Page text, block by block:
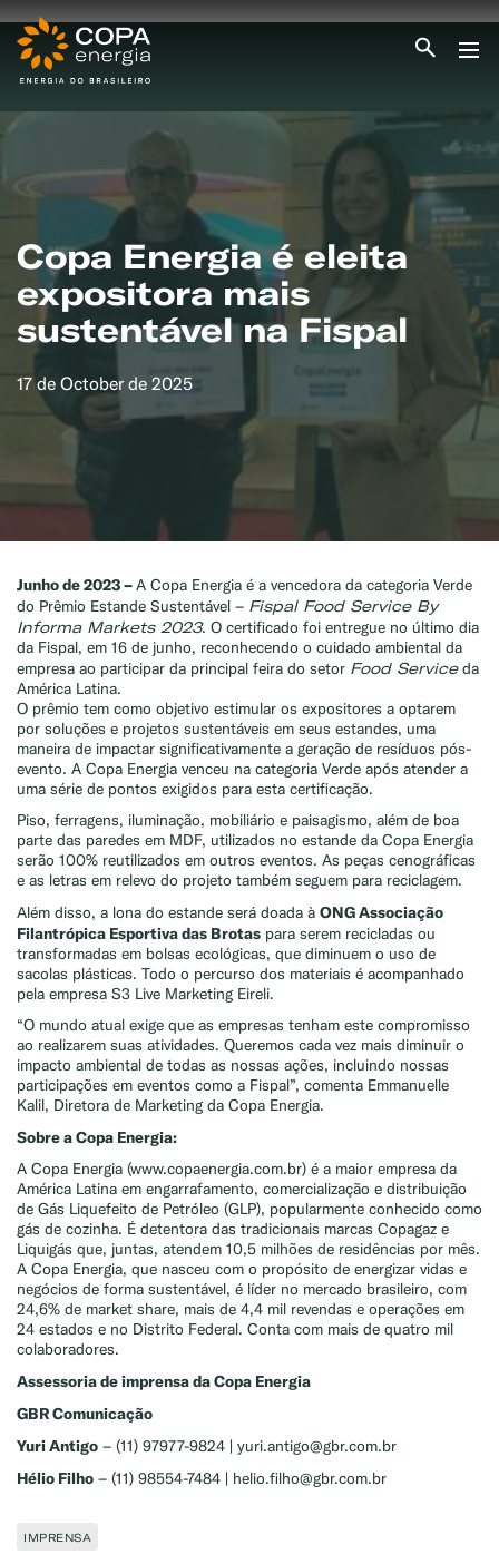
ÁREA DO CLIENTE
ENCONTRE UMA REVENDA
SEJA REVENDEDOR
MEDIÇÃO INDIVIDUALIZADA
#CAMPANHAS
Copa Energia é eleita
expositora mais
sustentável na Fispal
17 de October de 2025
Junho de 2023 –A Copa Energia é a vencedora da categoria Verde
do Prêmio Estande Sustentável – Fispal Food Service By
Informa Markets 2023. O certificado foi entregue no último dia
da Fispal, em 16 de junho, reconhecendo o cuidado ambiental da
empresa ao participar da principal feira do setor Food Serviceda
América Latina.
O prêmio tem como objetivo estimular os expositores a optarem
por soluções e projetos sustentáveis em seus estandes, uma
maneira de impactar significativamente a geração de resíduos pós-
evento. A Copa Energia venceu na categoria Verde após atender a
uma série de pontos exigidos para esta certificação.
Piso, ferragens, iluminação, mobiliário e paisagismo, além de boa
parte das paredes em MDF, utilizados no estande da Copa Energia
serão 100% reutilizados em outros eventos. As peças cenográficas
e as letras em relevo do projeto também seguem para reciclagem.
Além disso, a lona do estande será doada à ONG Associação
Filantrópica Esportiva das Brotas para serem recicladas ou
transformadas em bolsas ecológicas, que diminuem o uso de
sacolas plásticas. Todo o percurso dos materiais é acompanhado
pela empresa S3 Live Marketing Eireli.
“O mundo atual exige que as empresas tenham este compromisso
ao realizarem suas atividades. Queremos cada vez mais diminuir o
impacto ambiental de todas as nossas ações, incluindo nossas
participações em eventos como a Fispal”, comenta Emmanuelle
Kalil, Diretora de Marketing da Copa Energia.
Sobre a Copa Energia:
A Copa Energia (www.copaenergia.com.br) é a maior empresa da
América Latina em engarrafamento, comercialização e distribuição
de Gás Liquefeito de Petróleo (GLP), popularmente conhecido como
gás de cozinha. É detentora das tradicionais marcas Copagaz e
Liquigás que, juntas, atendem 10,5 milhões de residências por mês.
A Copa Energia, que nasceu com o propósito de energizar vidas e
negócios de forma sustentável, é líder no mercado brasileiro, com
24,6% de market share, mais de 4,4 mil revendas e operações em
24 estados e no Distrito Federal. Conta com mais de quatro mil
colaboradores.
Assessoria de imprensa da Copa Energia
GBR Comunicação
Yuri Antigo – (11) 97977-9824 | yuri.antigo@gbr.com.br
Hélio Filho – (11) 98554-7484 | helio.filho@gbr.com.br
IMPRENSA